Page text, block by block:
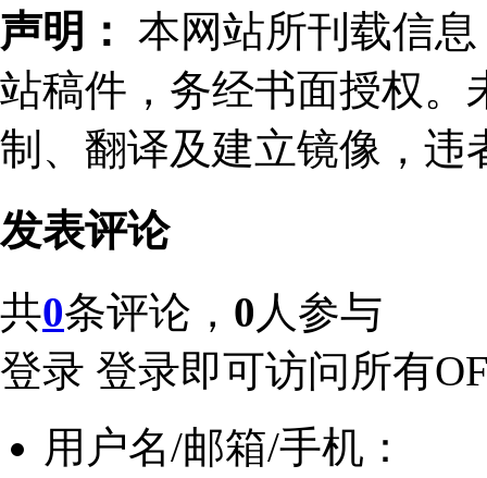
声明： 本网站所刊载信
站稿件，务经书面授权。
制、翻译及建立镜像，违
发表评论
共0条评论， 0 人参与
登录 登录即可访问所有
用户名/邮箱/手机：